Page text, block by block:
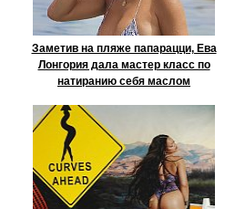
Заметив на пляже папарацци, Ева
Лонгория дала мастер класс по
натиранию себя маслом